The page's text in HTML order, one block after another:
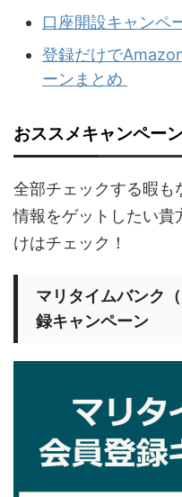
口座開設キャンペ
登録だけで
ーンまとめ
おススメキャンペー
全部チェックする暇も
情報をゲットしたい貴
けはチェック！
マリタイムバンク
録キャンペーン